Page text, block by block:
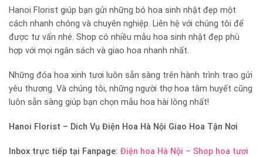
Hanoi Florist giúp bạn gửi những bó hoa sinh nhật đẹp một
cách nhanh chóng và chuyên nghiệp. Liên hệ với chúng tôi để
được tư vấn nhé. Shop có nhiều mẫu hoa sinh nhật đẹp phù
hợp với mọi ngân sách và giao hoa nhanh nhất.
Những đóa hoa xinh tươi luôn sẵn sàng trên hành trình trao gửi
yêu thương. Và chúng tôi, những người thợ hoa tâm huyết cũng
luôn sẵn sàng giúp bạn chọn mẫu hoa hài lòng nhất!
Hanoi Florist – Dich Vụ Điện Hoa Hà Nội Giao Hoa Tận Nơi
Inbox trực tiếp tại Fanpage: Điện hoa Hà Nội – Shop hoa tươi